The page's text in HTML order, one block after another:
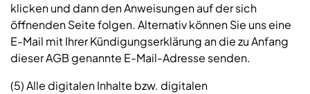
klicken und dann den Anweisungen auf der sich
öffnenden Seite folgen. Alternativ können Sie uns eine
E-Mail mit Ihrer Kündigungserklärung an die zu Anfang
dieser AGB genannte E-Mail-Adresse senden.
(5) Alle digitalen Inhalte bzw. digitalen